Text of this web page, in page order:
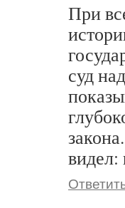
При
суд
видел: